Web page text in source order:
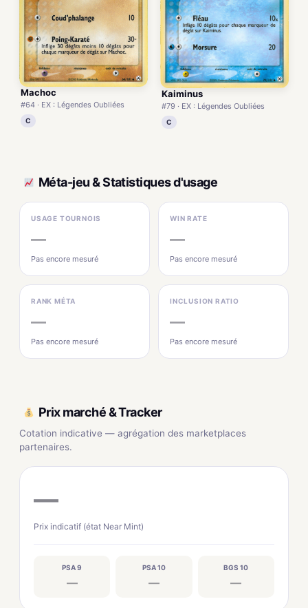
Machoc
#64 · EX : Légendes Oubliées
C
Kaiminus
#79 · EX : Légendes Oubliées
C
Méta-jeu & Statistiques d'usage
USAGE TOURNOIS
—
Pas encore mesuré
WIN RATE
—
Pas encore mesuré
RANK MÉTA
—
Pas encore mesuré
INCLUSION RATIO
—
Pas encore mesuré
Prix marché & Tracker
Cotation indicative — agrégation des marketplaces
partenaires.
—
Prix indicatif (état Near Mint)
PSA 9
—
PSA 10
—
BGS 10
—